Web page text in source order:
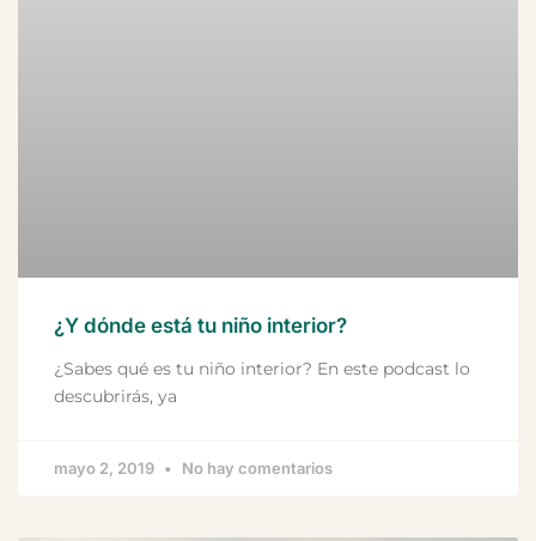
¿Y dónde está tu niño interior?
¿Sabes qué es tu niño interior? En este podcast lo
descubrirás, ya
mayo 2, 2019 No hay comentarios